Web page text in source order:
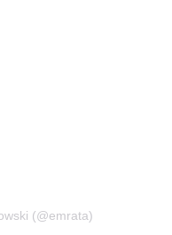
(@emrata)